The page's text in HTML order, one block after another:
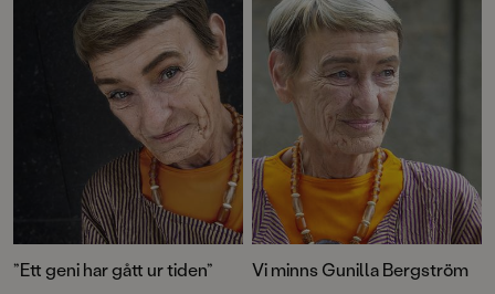
”Ett geni har gått ur tiden” Vi minns Gunilla Bergström